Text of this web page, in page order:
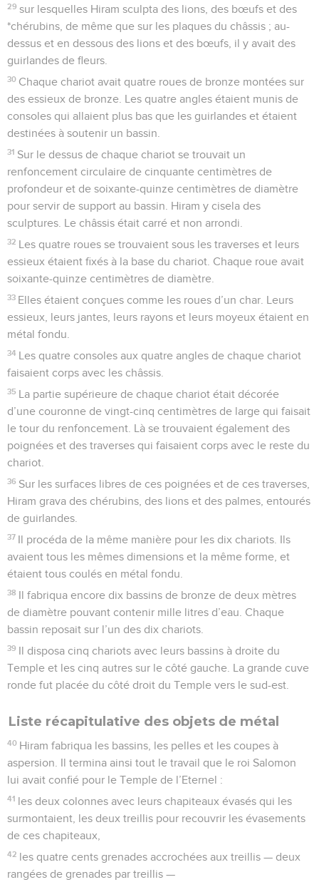
29 sur lesquelles Hiram sculpta des lions, des bœufs et des
*chérubins, de même que sur les plaques du châssis ; au-
dessus et en dessous des lions et des bœufs, il y avait des
guirlandes de fleurs.
30 Chaque chariot avait quatre roues de bronze montées sur
des essieux de bronze. Les quatre angles étaient munis de
consoles qui allaient plus bas que les guirlandes et étaient
destinées à soutenir un bassin.
31 Sur le dessus de chaque chariot se trouvait un
renfoncement circulaire de cinquante centimètres de
profondeur et de soixante-quinze centimètres de diamètre
pour servir de support au bassin. Hiram y cisela des
sculptures. Le châssis était carré et non arrondi.
32 Les quatre roues se trouvaient sous les traverses et leurs
essieux étaient fixés à la base du chariot. Chaque roue avait
soixante-quinze centimètres de diamètre.
33 Elles étaient conçues comme les roues d’un char. Leurs
essieux, leurs jantes, leurs rayons et leurs moyeux étaient en
métal fondu.
34 Les quatre consoles aux quatre angles de chaque chariot
faisaient corps avec les châssis.
35 La partie supérieure de chaque chariot était décorée
d’une couronne de vingt-cinq centimètres de large qui faisait
le tour du renfoncement. Là se trouvaient également des
poignées et des traverses qui faisaient corps avec le reste du
chariot.
36 Sur les surfaces libres de ces poignées et de ces traverses,
Hiram grava des chérubins, des lions et des palmes, entourés
de guirlandes.
37 Il procéda de la même manière pour les dix chariots. Ils
avaient tous les mêmes dimensions et la même forme, et
étaient tous coulés en métal fondu.
38 Il fabriqua encore dix bassins de bronze de deux mètres
de diamètre pouvant contenir mille litres d’eau. Chaque
bassin reposait sur l’un des dix chariots.
39 Il disposa cinq chariots avec leurs bassins à droite du
Temple et les cinq autres sur le côté gauche. La grande cuve
ronde fut placée du côté droit du Temple vers le sud-est.
Liste récapitulative des objets de métal
40 Hiram fabriqua les bassins, les pelles et les coupes à
aspersion. Il termina ainsi tout le travail que le roi Salomon
lui avait confié pour le Temple de l’Eternel :
41 les deux colonnes avec leurs chapiteaux évasés qui les
surmontaient, les deux treillis pour recouvrir les évasements
de ces chapiteaux,
42 les quatre cents grenades accrochées aux treillis — deux
rangées de grenades par treillis —